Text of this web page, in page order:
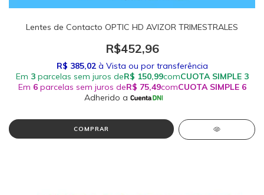
Lentes de Contacto OPTIC HD AVIZOR TRIMESTRALES
R$452,96
COMPRAR